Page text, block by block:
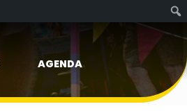
AGENDA